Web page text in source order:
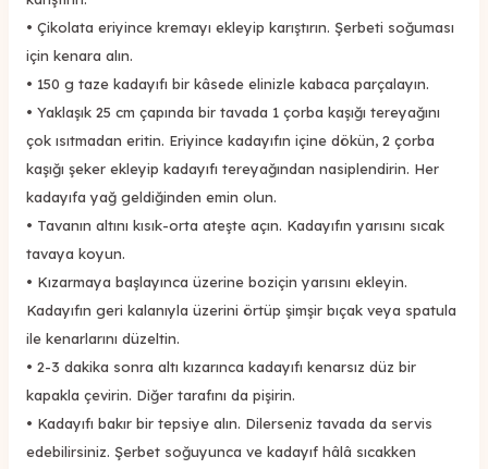
• Çikolata eriyince kremayı ekleyip karıştırın. Şerbeti soğuması
için kenara alın.
• 150 g taze kadayıfı bir kâsede elinizle kabaca parçalayın.
• Yaklaşık 25 cm çapında bir tavada 1 çorba kaşığı tereyağını
çok ısıtmadan eritin. Eriyince kadayıfın içine dökün, 2 çorba
kaşığı şeker ekleyip kadayıfı tereyağından nasiplendirin. Her
kadayıfa yağ geldiğinden emin olun.
• Tavanın altını kısık-orta ateşte açın. Kadayıfın yarısını sıcak
tavaya koyun.
• Kızarmaya başlayınca üzerine boziçin yarısını ekleyin.
Kadayıfın geri kalanıyla üzerini örtüp şimşir bıçak veya spatula
ile kenarlarını düzeltin.
• 2-3 dakika sonra altı kızarınca kadayıfı kenarsız düz bir
kapakla çevirin. Diğer tarafını da pişirin.
• Kadayıfı bakır bir tepsiye alın. Dilerseniz tavada da servis
edebilirsiniz. Şerbet soğuyunca ve kadayıf hâlâ sıcakken